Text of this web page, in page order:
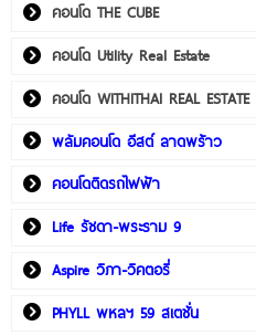
คอนโด THE CUBE
คอนโด Utility Real Estate
คอนโด WITHITHAI REAL ESTATE
พลัมคอนโด อีสต์ ลาดพร้าว
คอนโดติดรถไฟฟ้า
Life รัชดา-พระราม 9
Aspire วิภา-วิคตอรี่
PHYLL พหลฯ 59 สเตชั่น